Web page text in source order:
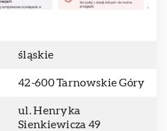
śląskie
42-600 Tarnowskie Góry
ul. Henryka
Sienkiewicza 49